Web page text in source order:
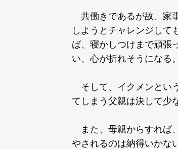
共働きであるが故、家
しようとチャレンジして
ば、寝かしつけまで頑張
い、心が折れそうになる。
そして、イクメンとい
てしまう父親は決して少
また、母親からすれば
やされるのは納得いかな